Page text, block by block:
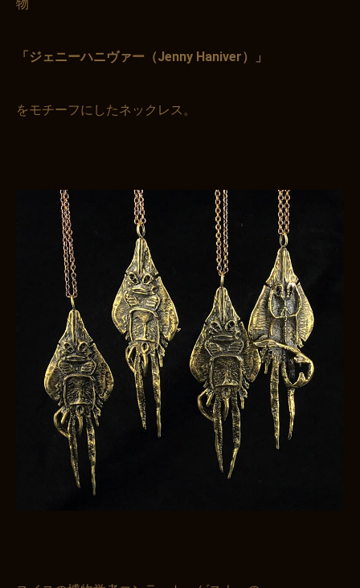
お買い物を続ける
物
「ジェニーハニヴァー（Jenny Haniver）」
をモチーフにしたネックレス。